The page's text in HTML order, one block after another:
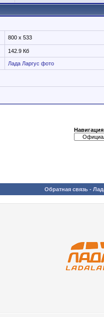
800 x 533
142.9 Кб
Лада Ларгус фото
Навигация
Обратная связь -